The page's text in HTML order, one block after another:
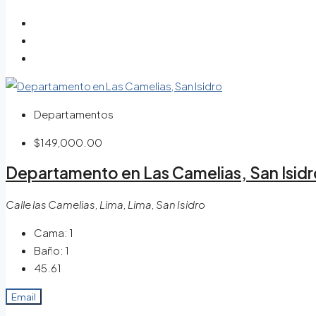
Departamentos
$149,000.00
Departamento en Las Camelias, San
Calle las Camelias, Lima, Lima, San Isidro
Cama: 1
Baño: 1
45.61
Email